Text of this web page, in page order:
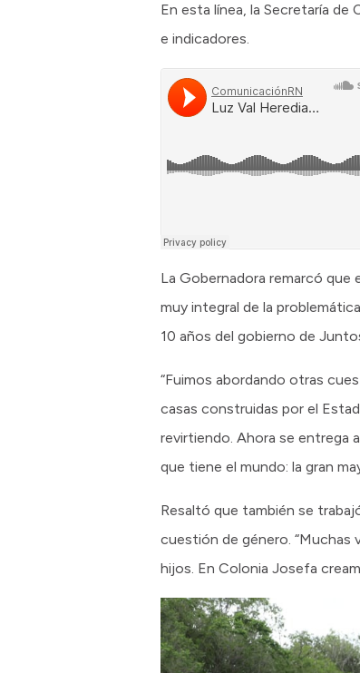
En esta línea, la Secretaría
e indicadores.
La Gobernadora remarcó que
muy integral de la
10 años del gobierno de
“Fuimos abordando otras
casas construidas por el
revirtiendo. Ahora se entrega
que tiene el mundo: la gran
Resaltó que también se
cuestión de género. “Muchas
hijos. En Colonia Josefa